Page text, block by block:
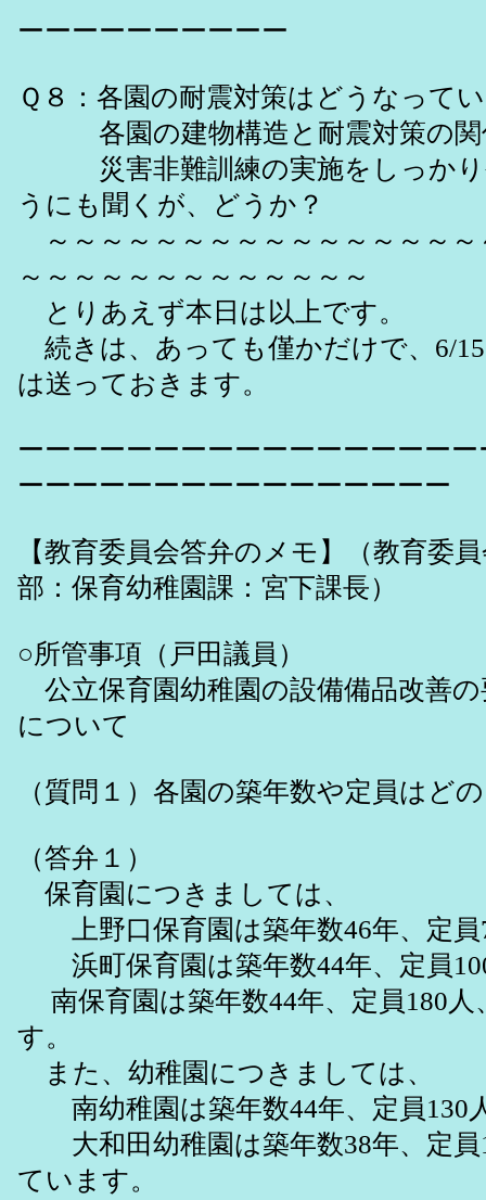
ーーーーーーーーーー
Ｑ８：各園の耐震対策はどうなって
各園の建物構造と耐震対策の関
災害非難訓練の実施をしっかり
うにも聞くが、どうか？
～～～～～～～～～～～～～～～～
～～～～～～～～～～～～～
とりあえず本日は以上です。
続きは、あっても僅かだけで、6/
は送っておきます。
ーーーーーーーーーーーーーーーー
ーーーーーーーーーーーーーーーー
【教育委員会答弁のメモ】（教育委
部：保育幼稚園課：宮下課長）
○所管事項（戸田議員）
公立保育園幼稚園の設備備品改善
について
（質問１）各園の築年数や定員はど
（答弁１）
保育園につきましては、
上野口保育園は築年数46年、定員
浜町保育園は築年数44年、定員
南保育園は築年数44年、定員180人
す。
また、幼稚園につきましては、
南幼稚園は築年数44年、定員130
大和田幼稚園は築年数38年、定員
ています。